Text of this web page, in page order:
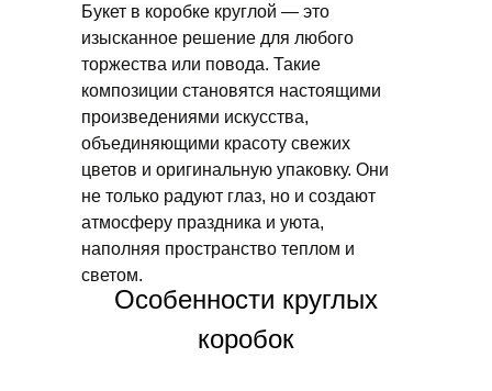
Букет в коробке круглой — это
изысканное решение для любого
торжества или повода. Такие
композиции становятся настоящими
произведениями искусства,
объединяющими красоту свежих
цветов и оригинальную упаковку. Они
не только радуют глаз, но и создают
атмосферу праздника и уюта,
наполняя пространство теплом и
светом.
Особенности круглых
коробок